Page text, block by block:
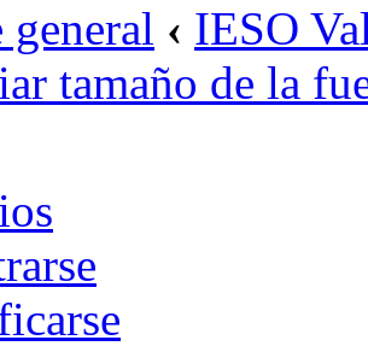
‹ IESO
tamaño de la